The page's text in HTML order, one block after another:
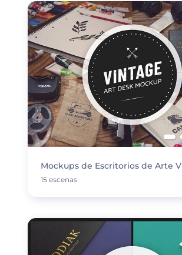
Mockups de Escritorios de Arte
15 escenas